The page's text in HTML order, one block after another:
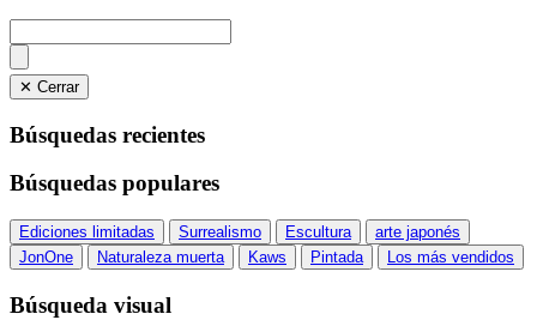
✕ Cerrar
Búsquedas recientes
Búsquedas populares
Ediciones limitadas Surrealismo Escultura
arte japonés
JonOne
Naturaleza muerta Kaws Pintada Los más vendidos
Búsqueda visual